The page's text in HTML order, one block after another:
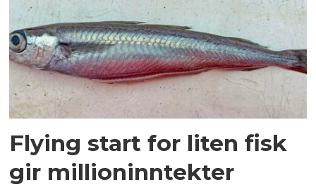
Flying start for liten fisk
gir millioninntekter